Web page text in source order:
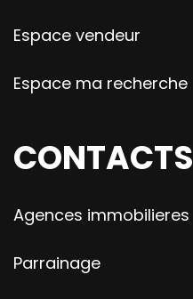
Espace vendeur
Espace ma recherche
CONTACTS
Agences immobilieres
Parrainage